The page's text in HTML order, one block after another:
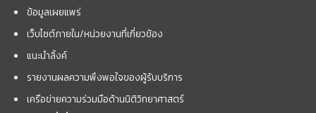
ข้อมูลเผยแพร่
เว็บไซต์ภายใน/หน่วยงานที่เกี่ยวข้อง
แนะนำลิ้งค์
รายงานผลความพึงพอใจของผู้รับบริการ
เครือข่ายความร่วมมือด้านนิติวิทยาศาสตร์